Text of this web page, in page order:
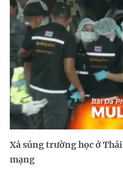
Xả súng trường học ở
mạng